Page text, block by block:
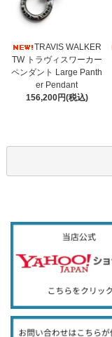
TRAVIS WALKER
TW トラヴィスワーカー
ペンダント Large Panth
er Pendant
156,200円(税込)